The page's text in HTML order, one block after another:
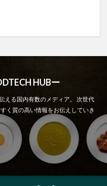
HUBー
える国内有数のメディア。 次世代
く質の高い情報をお伝えしていき